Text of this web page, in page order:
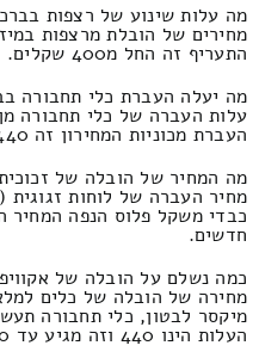
מה עלות שינוע של רצפות
מחירים של הובלת מרצפות
התעריף זה החל מ400 שקלים.
מה יעלה העברת כלי תחבורה
עלות העברה של כלי תחבורה
העברת מכוניות המחירון זה 440 ומקסימום 230 שקל חדש.
מה המחיר של הובלה של
מחיר העברה של לוחות זגוגית
חדשים.
כמה נשלם על הובלה של
מיקסר לבטון, כלי תחבורה
העלות הינו 440 וזה מגיע עד 260 שקלים.